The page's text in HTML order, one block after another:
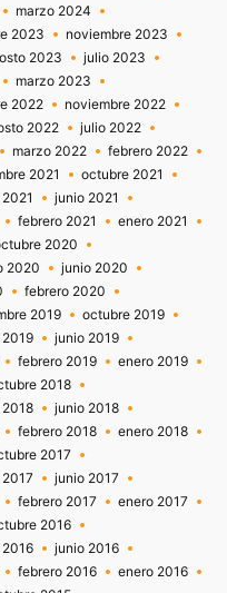
marzo 2024
2023
noviembre 2023
2023
julio 2023
marzo 2023
2022
noviembre 2022
2022
julio 2022
marzo 2022
febrero 2022
2021
octubre 2021
junio 2021
febrero 2021
enero 2021
2020
2020
junio 2020
febrero 2020
2019
octubre 2019
junio 2019
febrero 2019
enero 2019
2018
junio 2018
febrero 2018
enero 2018
2017
junio 2017
febrero 2017
enero 2017
2016
junio 2016
febrero 2016
enero 2016